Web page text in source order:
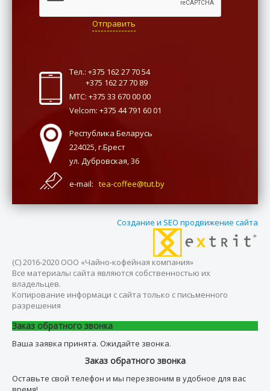
Отправить
Тел.: +375 162 27 70 54
+375 162 27 70 89
МТС: +375 33 670 00 00
Velcom: +375 44 791 60 01
Республика Беларусь
224025, г.Брест
ул. Дубровская, 36
e-mail: tea-coffee@tut.by
Создание и SEO продвижение сайта
(С) 2016-2020 ООО «Чайно-кофейная компания»
Все материалы сайта являются собственностью их
владельцев.
Копирование информаци с сайта только с письменного
разрешения
Заказ обратного звонка
Ваша заявка принята. Ожидайте звонка.
Заказ обратного звонка
Оставьте свой телефон и мы перезвоним в удобное для вас